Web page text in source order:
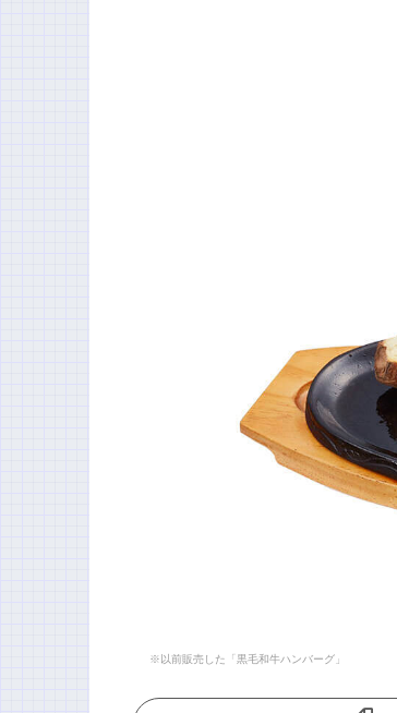
※以前販売した「黒毛和牛ハンバーグ」